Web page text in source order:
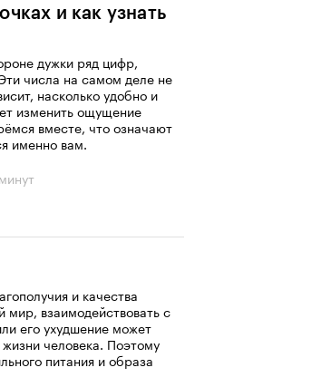
и как узнать
дужки ряд цифр,
числа на самом деле не
насколько удобно и
изменить ощущение
вместе, что означают
именно вам.
и качества
взаимодействовать с
его ухудшение может
человека. Поэтому
питания и образа